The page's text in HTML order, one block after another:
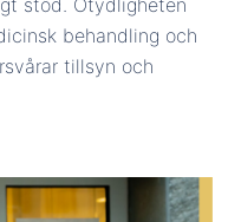
stöd. Otydligheten
behandling och
tillsyn och